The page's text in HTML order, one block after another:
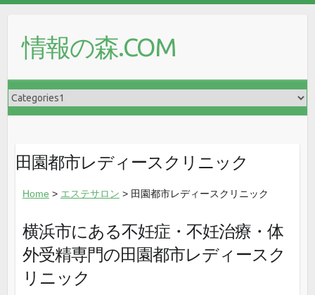
情報の森.COM
田園都市レディースクリニック
Home > エステサロン > 田園都市レディースクリニック
横浜市にある不妊症・不妊治療・体
外受精専門の田園都市レディースク
リニック